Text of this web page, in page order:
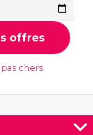
offres
chers